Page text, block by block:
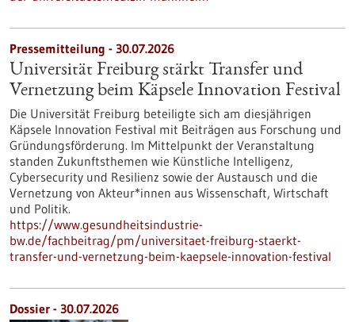
Pressemitteilung - 30.07.2026
Universität Freiburg stärkt Transfer und
Vernetzung beim Käpsele Innovation Festival
Die Universität Freiburg beteiligte sich am diesjährigen
Käpsele Innovation Festival mit Beiträgen aus Forschung und
Gründungsförderung. Im Mittelpunkt der Veranstaltung
standen Zukunftsthemen wie Künstliche Intelligenz,
Cybersecurity und Resilienz sowie der Austausch und die
Vernetzung von Akteur*innen aus Wissenschaft, Wirtschaft
und Politik.
https://www.gesundheitsindustrie-
bw.de/fachbeitrag/pm/universitaet-freiburg-staerkt-
transfer-und-vernetzung-beim-kaepsele-innovation-festival
Dossier - 30.07.2026